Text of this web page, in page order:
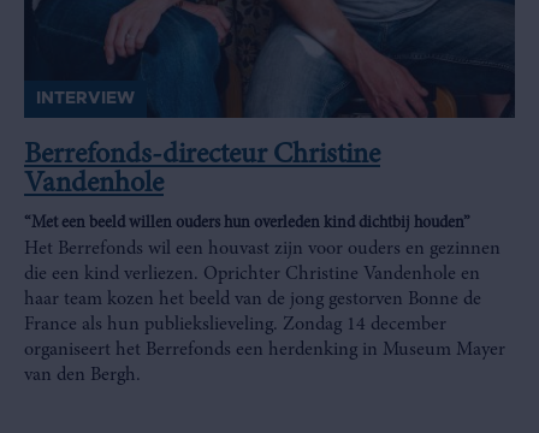
INTERVIEW
Berrefonds-directeur Christine
Vandenhole
“Met een beeld willen ouders hun overleden kind dichtbij houden”
Het Berrefonds wil een houvast zijn voor ouders en gezinnen
die een kind verliezen. Oprichter Christine Vandenhole en
haar team kozen het beeld van de jong gestorven Bonne de
France als hun publiekslieveling. Zondag 14 december
organiseert het Berrefonds een herdenking in Museum Mayer
van den Bergh.